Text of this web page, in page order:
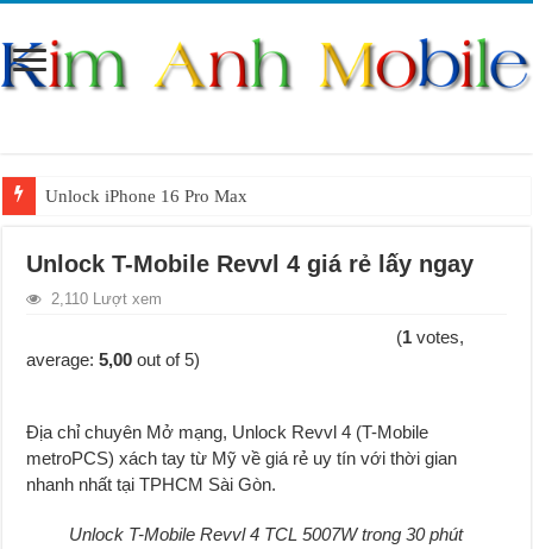
Unlock iPhone 16 Pro Max
Unlock Samsung Galaxy S26 Ultra
Unlock Motorola Razr 2024
Unlock Samsung Galaxy Z Fold 7 giá rẻ
Unlock T-Mobile Revvl 4 giá rẻ lấy ngay
2,110 Lượt xem
(1 votes,
average:5,00 out of 5)
Địa chỉ chuyên Mở mạng, Unlock Revvl 4 (T-Mobile
metroPCS) xách tay từ Mỹ về giá rẻ uy tín với thời gian
nhanh nhất tại TPHCM Sài Gòn.
Unlock T-Mobile Revvl 4 TCL 5007W trong 30 phút